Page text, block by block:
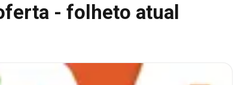
- folheto atual